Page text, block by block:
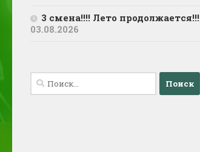
3 смена!!!! Лето продолжается!!!
03.08.2026
Найти: